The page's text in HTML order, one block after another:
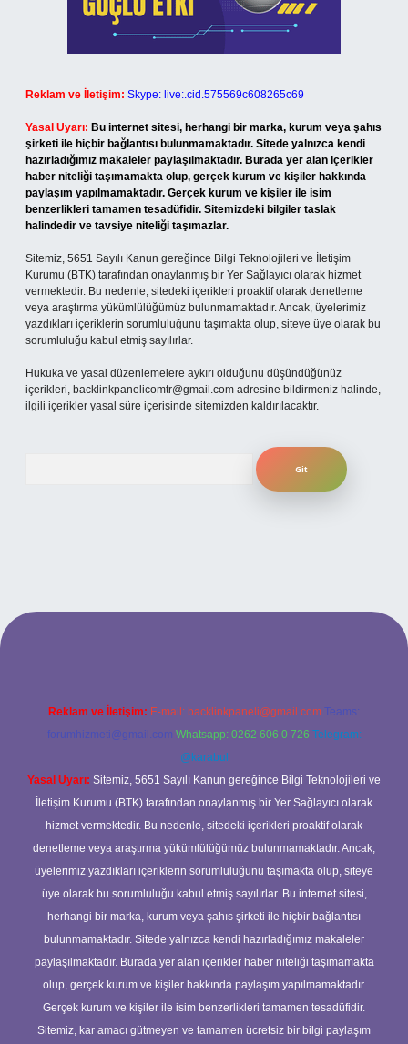
Reklam ve İletişim: Skype: live:.cid.575569c608265c69
Yasal Uyarı: Bu internet sitesi, herhangi bir marka, kurum veya şahıs
şirketi ile hiçbir bağlantısı bulunmamaktadır. Sitede yalnızca kendi
hazırladığımız makaleler paylaşılmaktadır. Burada yer alan içerikler
haber niteliği taşımamakta olup, gerçek kurum ve kişiler hakkında
paylaşım yapılmamaktadır. Gerçek kurum ve kişiler ile isim
benzerlikleri tamamen tesadüfidir. Sitemizdeki bilgiler taslak
halindedir ve tavsiye niteliği taşımazlar.
Sitemiz, 5651 Sayılı Kanun gereğince Bilgi Teknolojileri ve İletişim
Kurumu (BTK) tarafından onaylanmış bir Yer Sağlayıcı olarak hizmet
vermektedir. Bu nedenle, sitedeki içerikleri proaktif olarak denetleme
veya araştırma yükümlülüğümüz bulunmamaktadır. Ancak, üyelerimiz
yazdıkları içeriklerin sorumluluğunu taşımakta olup, siteye üye olarak bu
sorumluluğu kabul etmiş sayılırlar.
Hukuka ve yasal düzenlemelere aykırı olduğunu düşündüğünüz
içerikleri, backlinkpanelicomtr@gmail.com adresine bildirmeniz halinde,
ilgili içerikler yasal süre içerisinde sitemizden kaldırılacaktır.
giriş
Reklam ve İletişim: E-mail: backlinkpaneli@gmail.com Teams:
forumhizmeti@gmail.com Whatsapp: 0262 606 0 726 Telegram:
@karabul
Yasal Uyarı: Sitemiz, 5651 Sayılı Kanun gereğince Bilgi Teknolojileri ve
İletişim Kurumu (BTK) tarafından onaylanmış bir Yer Sağlayıcı olarak
hizmet vermektedir. Bu nedenle, sitedeki içerikleri proaktif olarak
denetleme veya araştırma yükümlülüğümüz bulunmamaktadır. Ancak,
üyelerimiz yazdıkları içeriklerin sorumluluğunu taşımakta olup, siteye
üye olarak bu sorumluluğu kabul etmiş sayılırlar. Bu internet sitesi,
herhangi bir marka, kurum veya şahıs şirketi ile hiçbir bağlantısı
bulunmamaktadır. Sitede yalnızca kendi hazırladığımız makaleler
paylaşılmaktadır. Burada yer alan içerikler haber niteliği taşımamakta
olup, gerçek kurum ve kişiler hakkında paylaşım yapılmamaktadır.
Gerçek kurum ve kişiler ile isim benzerlikleri tamamen tesadüfidir.
Sitemiz, kar amacı gütmeyen ve tamamen ücretsiz bir bilgi paylaşım